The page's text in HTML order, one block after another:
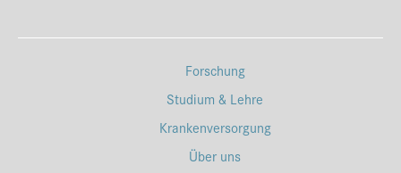
Forschung
Studium & Lehre
Krankenversorgung
Über uns